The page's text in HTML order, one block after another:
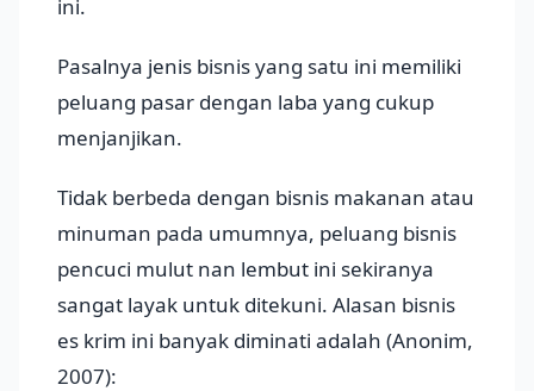
ini.
Pasalnya jenis bisnis yang satu ini memiliki
peluang pasar dengan laba yang cukup
menjanjikan.
Tidak berbeda dengan bisnis makanan atau
minuman pada umumnya, peluang bisnis
pencuci mulut nan lembut ini sekiranya
sangat layak untuk ditekuni. Alasan bisnis
es krim ini banyak diminati adalah (Anonim,
2007):